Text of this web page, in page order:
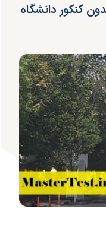
کنکور دانشگاه